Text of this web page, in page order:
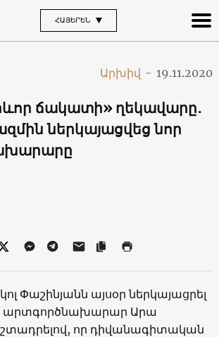
ՀԱՅԵՐԵՆ
Արխիվ - 19.11.2020
ճակատի» ղեկավարը․
ներկայացվեց նոր
Փաշինյանն այսօր ներկայացրել
արտգործնախարար Արա
որ դիվանագիտական